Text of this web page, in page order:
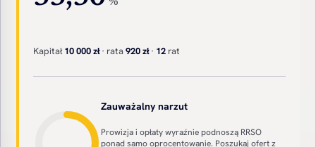
Kapitał 10 000 zł· rata920 zł· 12 rat
Zauważalny narzut
Prowizja i opłaty wyraźnie podnoszą RRSO
ponad samo oprocentowanie. Poszukaj ofert z